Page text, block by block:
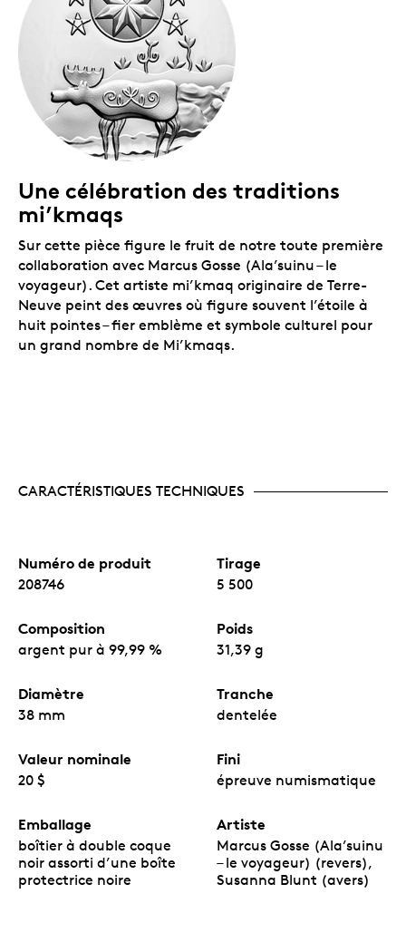
Une célébration des traditions
mi’kmaqs
Sur cette pièce figure le fruit de notre toute première
collaboration avec Marcus Gosse (Ala’suinu–le
voyageur). Cet artiste mi’kmaq originaire de Terre-
Neuve peint des œuvres où figure souvent l’étoile à
huit pointes – fier emblème et symbole culturel pour
un grand nombre de Mi’kmaqs.
CARACTÉRISTIQUES TECHNIQUES
Numéro de produit
208746
Tirage
5 500
Composition
argent pur à 99,99 %
Poids
31,39 g
Diamètre
38 mm
Tranche
dentelée
Valeur nominale
20 $
Fini
épreuve numismatique
Emballage
boîtier à double coque
noir assorti d’une boîte
protectrice noire
Artiste
Marcus Gosse (Ala’suinu
– le voyageur) (revers),
Susanna Blunt (avers)